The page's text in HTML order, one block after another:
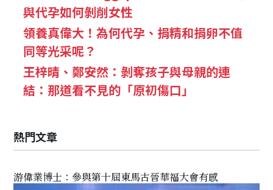
與代孕如何剝削女性
領養真偉大！為何代孕、捐精和捐卵不值
同等光采呢？
王梓晴、鄭安然：剝奪孩子與母親的連
結：那道看不見的「原初傷口」
熱門文章
游偉業博士：參與第十屆東馬古晉華福大會有感